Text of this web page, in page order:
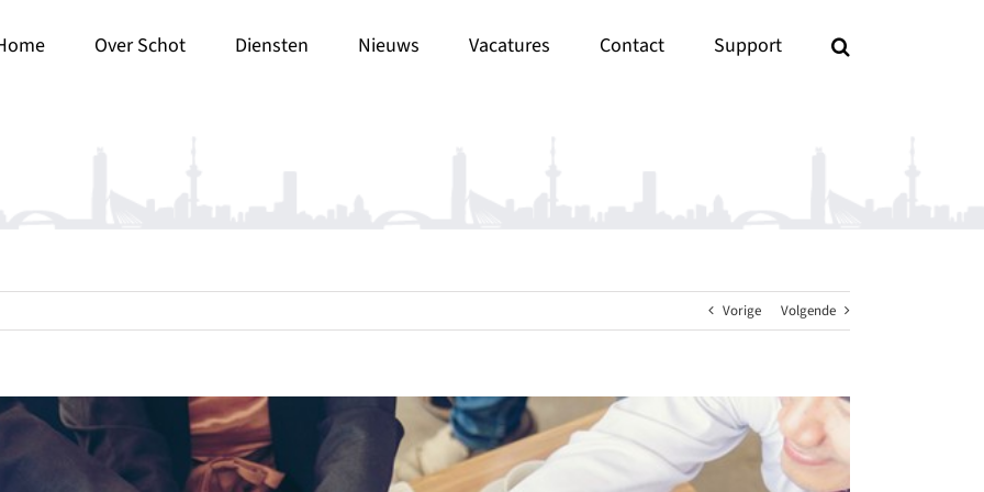
Over Schot Diensten Nieuws Vacatures Contact Support
Vorige Volgende